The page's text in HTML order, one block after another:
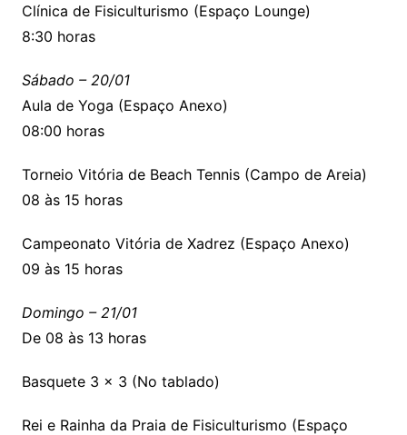
Clínica de Fisiculturismo (Espaço Lounge)
8:30 horas
Sábado – 20/01
Aula de Yoga (Espaço Anexo)
08:00 horas
Torneio Vitória de Beach Tennis (Campo de Areia)
08 às 15 horas
Campeonato Vitória de Xadrez (Espaço Anexo)
09 às 15 horas
Domingo – 21/01
De 08 às 13 horas
Basquete 3 x 3 (No tablado)
Rei e Rainha da Praia de Fisiculturismo (Espaço